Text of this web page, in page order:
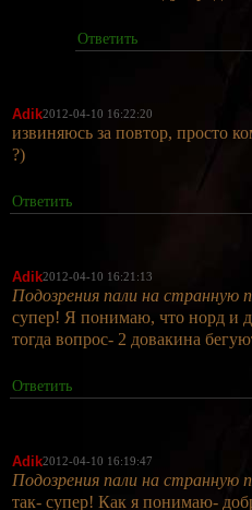
Ответить
Adik2012-04-10 16:22:20
извиняюсь за повтор, просто
?)
Ответить
Adik2012-04-10 16:21:13
Подозрения пали на странную
супер! Я понимаю, что норд и
тогда вопрос- 2 довакина
Ответить
Adik2012-04-10 16:19:47
Подозрения пали на странную
так- супер! Как я понимаю-